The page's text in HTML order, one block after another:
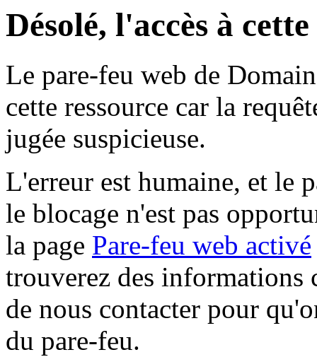
Désolé, l'accès à
Le pare-feu web de
cette ressource car la
jugée suspicieuse.
L'erreur est humaine, et le
le blocage n'est pas
la page Pare-feu web activé
trouverez des informations
de nous contacter pour
du pare-feu.